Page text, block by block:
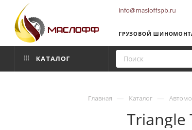
info@masloffspb.ru
ГРУЗОВОЙ
КАТАЛОГ
Главная — Каталог —
Triangle